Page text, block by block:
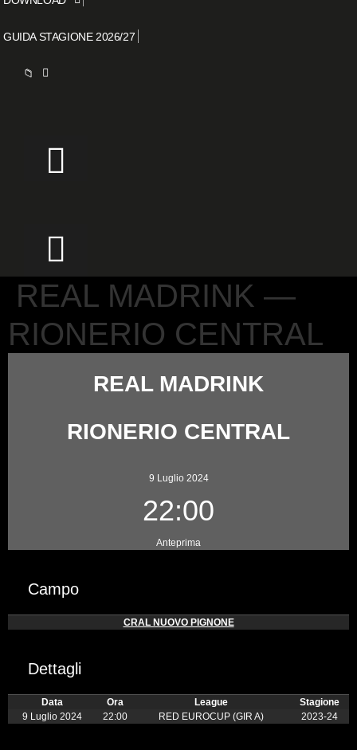
GUIDA STAGIONE 2026/27
📁
REAL MADRINK —
RIONERIO CENTRAL
REAL MADRINK
RIONERIO CENTRAL
9 Luglio 2024
22:00
Anteprima
Campo
CRAL NUOVO PIGNONE
Dettagli
Data Ora League
Stagione
9 Luglio 2024
22:00 RED EUROCUP (GIR A) 2023-24